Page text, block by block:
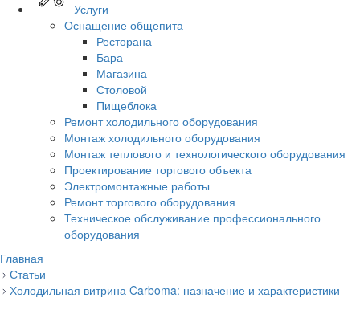
Услуги
Оснащение общепита
Ресторана
Бара
Магазина
Столовой
Пищеблока
Ремонт холодильного оборудования
Монтаж холодильного оборудования
Монтаж теплового и технологического оборудования
Проектирование торгового объекта
Электромонтажные работы
Ремонт торгового оборудования
Техническое обслуживание профессионального
оборудования
Главная
Статьи
Холодильная витрина Carboma: назначение и характеристики